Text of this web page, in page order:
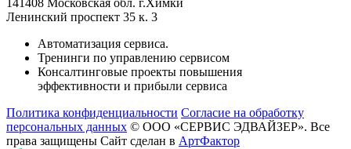
141408 Московская обл. г.Химки
Ленинский проспект 35 к. 3
Автоматизация сервиса.
Тренинги по управлению сервисом
Консалтинговые проекты повышения
эффективности и прибыли сервиса
Политика конфиденциальности Согласие на обработку
персональных данных © ООО «СЕРВИС ЭДВАЙЗЕР». Все
права защищены Сайт сделан в АртФактор